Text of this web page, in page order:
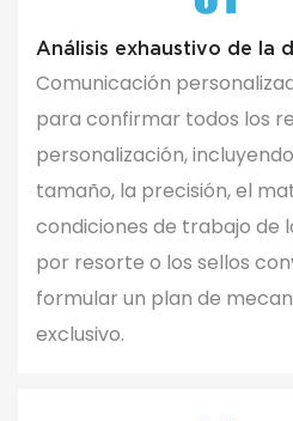
Análisis exhaustivo de la
Comunicación
para confirmar todos los
personalización,
tamaño, la precisión, el
condiciones de trabajo de
por resorte o los sellos
formular un plan de
exclusivo.